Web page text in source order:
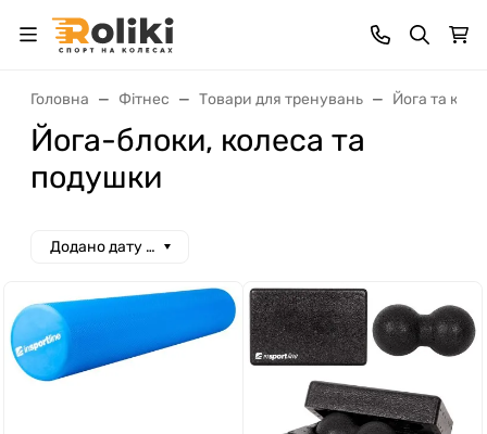
Головна Фітнес Товари для тренувань Йога та
Йога-блоки, колеса та
подушки
Додано дату спад